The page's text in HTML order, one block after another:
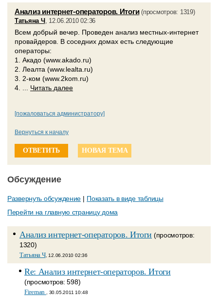
Анализ интернет-операторов. Итоги(просмотров: 1319)
Татьяна Ч , 12.06.2010 02:36
Всем добрый вечер. Проведен анализ местных-интернет
провайдеров. В соседних домах есть следующие
операторы:
1. Акадо (www.akado.ru)
2. Леалта (www.lealta.ru)
3. 2-ком (www.2kom.ru)
4. ... Читать далее
[пожаловаться администратору]
Вернуться к началу
ОТВЕТИТЬ НОВАЯ ТЕМА
Обсуждение
Развернуть обсуждение | Показать в виде таблицы
Перейти на главную страницу дома
Анализ интернет-операторов. Итоги (просмотров:
1320)
Татьяна Ч , 12.06.2010 02:36
Re: Анализ интернет-операторов. Итоги
(просмотров: 598)
Fireman , 30.05.2011 10:48